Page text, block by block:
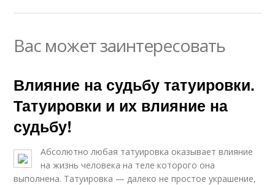
Вас может заинтересовать
Влияние на судьбу татуировки.
Татуировки и их влияние на
судьбу!
Абсолютно любая татуировка оказывает влияние
на жизнь человека на теле которого она
выполнена. Татуировка — далеко не простое украшение,